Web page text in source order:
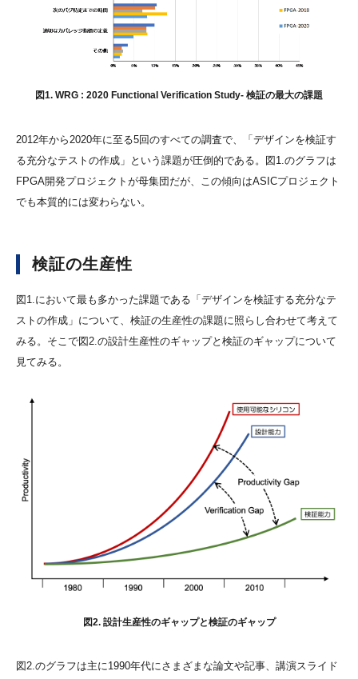
図1. WRG : 2020 Functional Verification Study- 検証の最大の課題
2012年から2020年に至る5回のすべての調査で、「デザインを検証す
る充分なテストの作成」という課題が圧倒的である。図1.のグラフは
FPGA開発プロジェクトが母集団だが、この傾向はASICプロジェクト
でも本質的には変わらない。
検証の生産性
図1.において最も多かった課題である「デザインを検証する充分なテ
ストの作成」について、検証の生産性の課題に照らし合わせて考えて
みる。そこで図2.の設計生産性のギャップと検証のギャップについて
見てみる。
図2. 設計生産性のギャップと検証のギャップ
図2.のグラフは主に1990年代にさまざまな論文や記事、講演スライド